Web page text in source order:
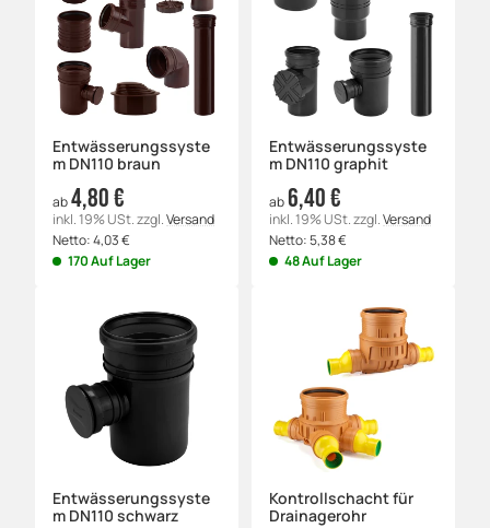
Entwässerungssyste
m DN110 braun
ab4,80 €
inkl. 19% USt.zzgl.Versand
Netto:4,03€
170 Auf Lager
Entwässerungssyste
m DN110 graphit
ab6,40 €
inkl. 19% USt.zzgl.Versand
Netto:5,38€
48 Auf Lager
Entwässerungssyste
m DN110 schwarz
Kontrollschacht für
Drainagerohr